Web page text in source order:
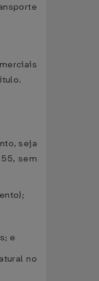
seja
sem
e
no